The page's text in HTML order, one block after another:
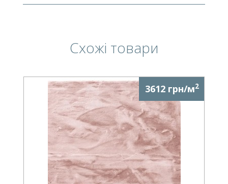
Схожі товари
3612 грн/м2